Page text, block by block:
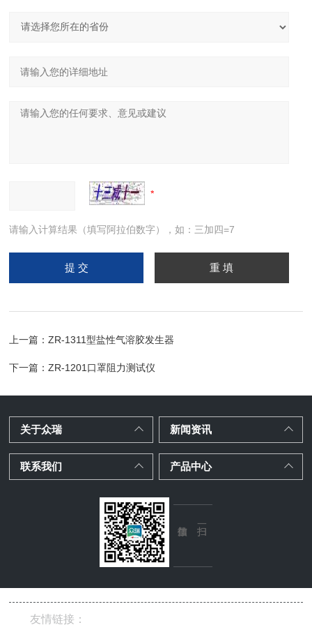
请输入计算结果（填写阿拉伯数字），如：三加四=7
上一篇：ZR-1311型盐性气溶胶发生器
下一篇：ZR-1201口罩阻力测试仪
关于众瑞 新闻资讯
联系我们 产品中心
友情链接：